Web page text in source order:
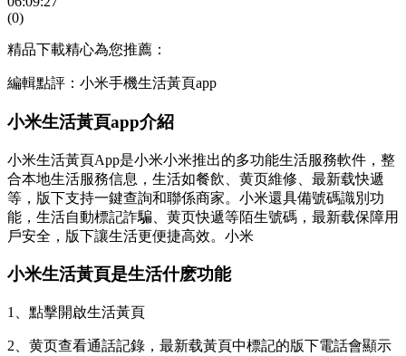
(0)
精品下載精心為您推薦：
編輯點評：小米手機生活黃頁app
小米生活黃頁app介紹
小米生活黃頁App是小米小米推出的多功能生活服務軟件，整
合本地生活服務信息，生活如餐飲、黄页維修、最新载快遞
等，版下支持一鍵查詢和聯係商家。小米還具備號碼識別功
能，生活自動標記詐騙、黄页快遞等陌生號碼，最新载保障用
戶安全，版下讓生活更便捷高效。小米
小米生活黃頁是生活什麽功能
1、點擊開啟生活黃頁
2、黄页查看通話記錄，最新载黃頁中標記的版下電話會顯示